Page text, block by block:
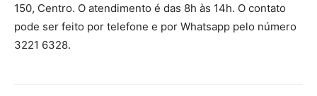
150, Centro. O atendimento é das 8h às 14h. O contato
pode ser feito por telefone e por Whatsapp pelo número
3221 6328.